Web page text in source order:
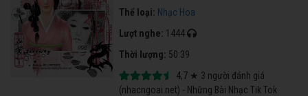
Thể loại: Nhạc Hoa
Lượt nghe: 1444
Thời lượng: 50:39
4,7 ★ 3 người đánh giá
(nhacngoai.net) - Những Bài Nhạc Tik Tok